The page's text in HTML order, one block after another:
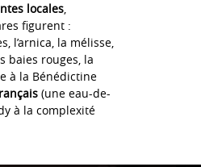
locales,
figurent :
l’arnica, la mélisse,
baies rouges, la
à la Bénédictine
(une eau-de-
à la complexité